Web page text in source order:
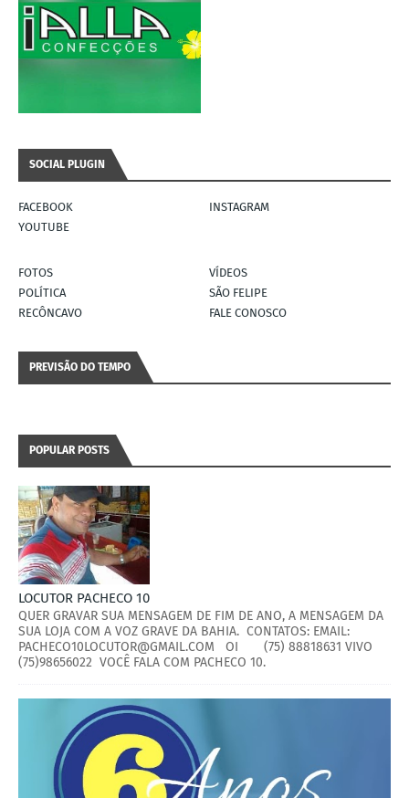
SOCIAL PLUGIN
FACEBOOK
INSTAGRAM
YOUTUBE
FOTOS
VÍDEOS
POLÍTICA
SÃO FELIPE
RECÔNCAVO
FALE CONOSCO
PREVISÃO DO TEMPO
POPULAR POSTS
LOCUTOR PACHECO 10
QUER GRAVAR SUA MENSAGEM DE FIM DE ANO, A MENSAGEM DA
SUA LOJA COM A VOZ GRAVE DA BAHIA. CONTATOS: EMAIL:
PACHECO10LOCUTOR@GMAIL.COM OI (75) 88818631 VIVO
(75)98656022 VOCÊ FALA COM PACHECO 10.